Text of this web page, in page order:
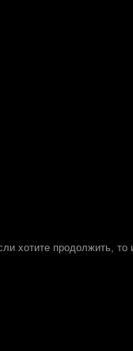
хотите продолжить, то